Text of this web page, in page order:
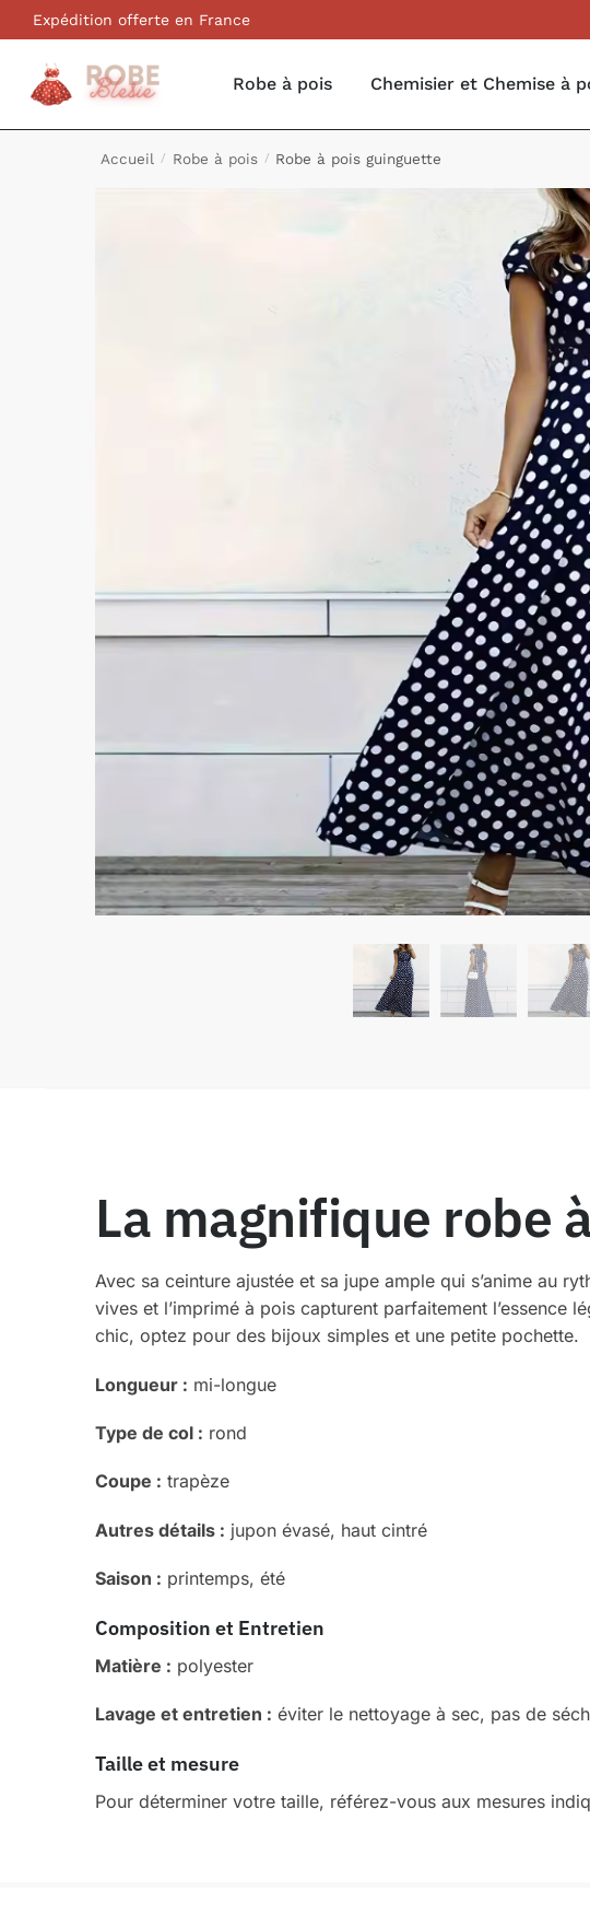
Expédition offerte en France
Robe à pois Chemisier et Chemise à
Accueil / Robe à pois / Robe à pois guinguette
La magnifique robe
Avec sa ceinture ajustée et sa jupe ample qui s’anime au
vives et l’imprimé à pois capturent parfaitement l’essence
chic, optez pour des bijoux simples et une petite pochette.
Longueur : mi-longue
Type de col : rond
Coupe : trapèze
Autres détails : jupon évasé, haut cintré
Saison : printemps, été
Composition et Entretien
Matière : polyester
Lavage et entretien : éviter le nettoyage à sec, pas de
Taille et mesure
Pour déterminer votre taille, référez-vous aux mesures